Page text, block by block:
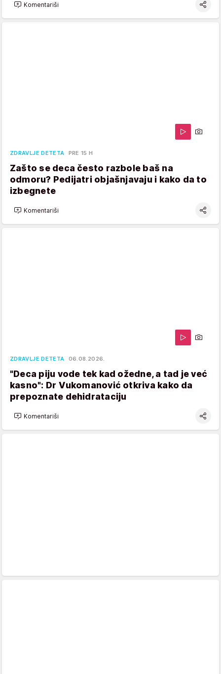
Komentariši
ZDRAVLJE DETETA PRE 15 H
Zašto se deca često razbole baš na
odmoru? Pedijatri objašnjavaju i kako da to
izbegnete
Komentariši
ZDRAVLJE DETETA 06.08.2026.
"Deca piju vode tek kad ožedne, a tad je već
kasno": Dr Vukomanović otkriva kako da
prepoznate dehidrataciju
Komentariši